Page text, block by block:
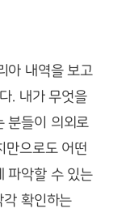
아 내역을 보고
. 내가 무엇을
분들이 의외로
만으로도 어떤
파악할 수 있는
확인하는